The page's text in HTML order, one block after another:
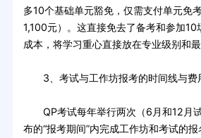
多10个基础单元豁免，仅需支付单元免
1,100元）。这直接免去了备考和参加10
成本，将学习重心直接放在专业级别和最
3、考试与工作坊报考的时间线与费
QP考试每年举行两次（6月和12月
布的“报考期间”内完成工作坊和考试的